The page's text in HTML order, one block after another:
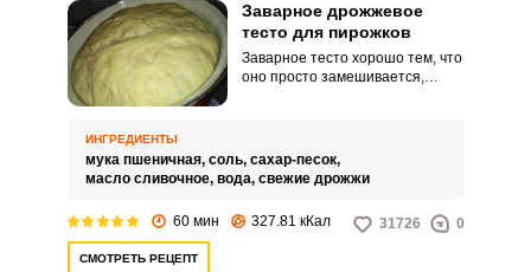
Заварное дрожжевое
тесто для пирожков
Заварное тесто хорошо тем, что
оно просто замешивается,
кипятком и ему не требуется
много времени на расстойку.
ИНГРЕДИЕНТЫ
мука пшеничная, соль, сахар-песок,
масло сливочное, вода, свежие дрожжи
60 мин 327.81 кКал 31726 0
СМОТРЕТЬ РЕЦЕПТ